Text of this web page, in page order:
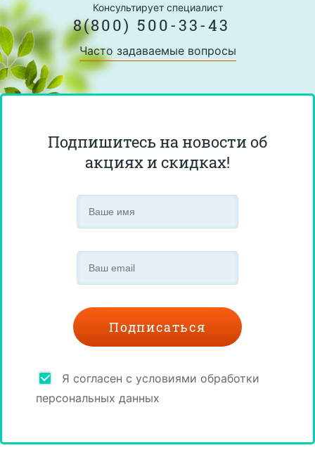
Консультирует специалист
8(800) 500-33-43
Часто задаваемые вопросы
Подпишитесь на новости об
акциях и скидках!
Я согласен с условиями обработки
персональных данных